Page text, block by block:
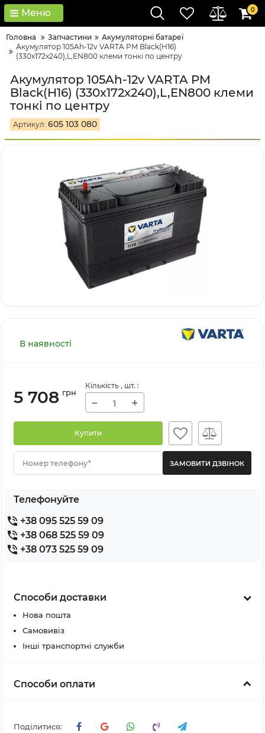
Меню 0
Головна Запчастини
Акумуляторні батареї
Акумулятор 105Ah-12v VARTA PM Black(H16)
(330x172x240),L,EN800 клеми тонкі по центру
Акумулятор 105Ah-12v VARTA PM
Black(H16) (330x172x240),L,EN800 клеми
тонкі по центру
Артикул: 605 103 080
В наявності
5 708 грн
Кількість , шт. :
− +
Купити
Номер телефону*
Телефонуйте
+38 095 525 59 09
+38 068 525 59 09
+38 073 525 59 09
Способи доставки
Нова пошта
Самовивіз
Інші транспортні служби
Способи оплати
Поділитися: